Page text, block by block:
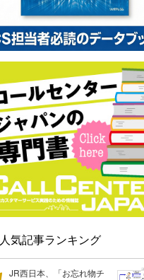
人気記事ランキング
JR西日本、「お忘れ物チ